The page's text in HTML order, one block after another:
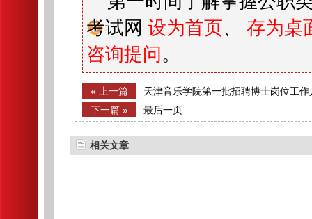
考试网 设为首页、 存为桌
咨询提问 。
« 上一篇 天津音乐学院第一批招聘博士岗位工
7（体检安排）
下一篇 » 最后一页
相关文章